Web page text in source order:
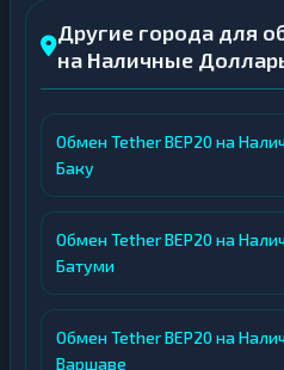
Другие города для
на Наличные
Обмен Tether BEP20 на
Баку
Обмен Tether BEP20 на
Батуми
Обмен Tether BEP20 на
Варшаве